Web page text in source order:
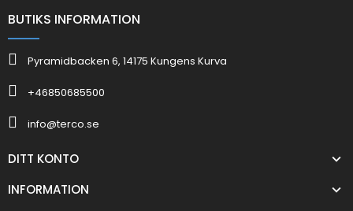
BUTIKS INFORMATION
Pyramidbacken 6, 14175 Kungens Kurva
+46850685500
info@terco.se
DITT KONTO
INFORMATION